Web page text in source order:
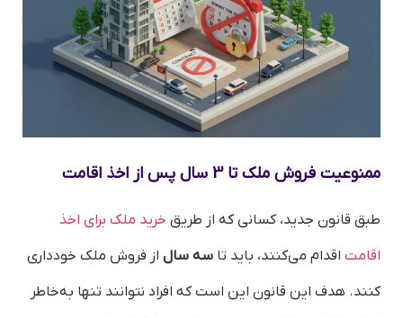
ممنوعیت فروش ملک تا 3 سال پس از اخذ اقامت
طبق قانون جدید، کسانی که از طریق خرید ملک برای اخذ
اقامت اقدام می‌کنند، باید تا سه سال از فروش ملک خودداری
کنند. هدف این قانون این است که افراد نتوانند تنها به‌خاطر